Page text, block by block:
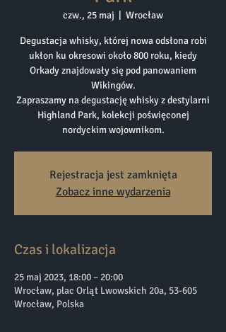
czw., 25 maj Wrocław
Degustacja whisky, której nowa odsłona robi
ukłon ku okresowi około 800 roku, kiedy
Orkady znajdowały się pod panowaniem
Wikingów.
Zapraszamy na degustację whisky z destylarni
Highland Park, kolekcji poświęconej
nordyckim wojownikom.
Rejestracja jest zamknięta
Zobacz inne wydarzenia
Czas i lokalizacja
25 maj 2023, 18:00 – 20:00
Wrocław, plac Orląt Lwowskich 20a, 53-605
Wrocław, Polska